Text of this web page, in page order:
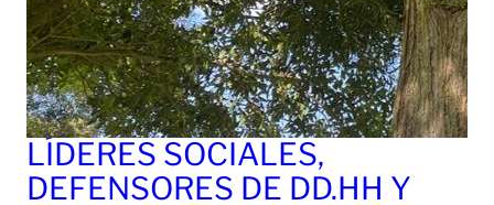
LÍDERES SOCIALES,
DEFENSORES DE DD.HH Y